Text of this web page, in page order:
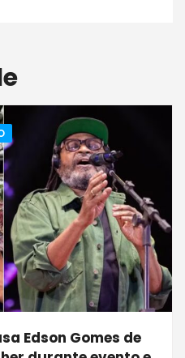
Edson Gomes de